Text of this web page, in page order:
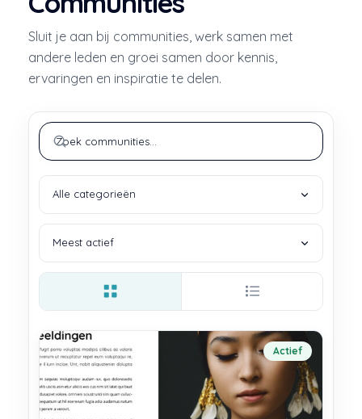
Sluit je aan bij communities, werk samen met
andere leden en groei samen door kennis,
ervaringen en inspiratie te delen.
Actief